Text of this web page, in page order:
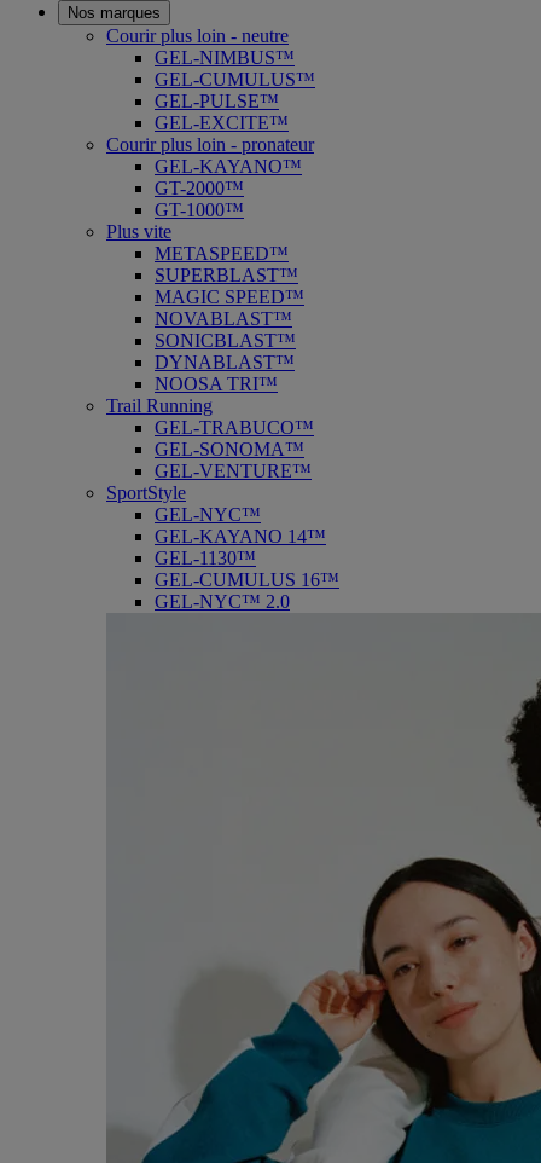
Nos marques
Courir plus loin - neutre
GEL-NIMBUS™
GEL-CUMULUS™
GEL-PULSE™
GEL-EXCITE™
Courir plus loin - pronateur
GEL-KAYANO™
GT-2000™
GT-1000™
Plus vite
METASPEED™
SUPERBLAST™
MAGIC SPEED™
NOVABLAST™
SONICBLAST™
DYNABLAST™
NOOSA TRI™
Trail Running
GEL-TRABUCO™
GEL-SONOMA™
GEL-VENTURE™
SportStyle
GEL-NYC™
GEL-KAYANO 14™
GEL-1130™
GEL-CUMULUS 16™
GEL-NYC™ 2.0